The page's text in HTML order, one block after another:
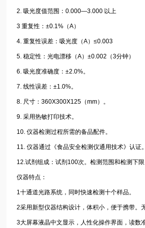
2. 吸光度值范围：0.000—3.000 以上
3 重复性：±0.1%（A）
4. 重复性误差：吸光度（A）≤0.003
5. 稳定性：光电漂移（A）±0.002（3分钟）
6. 吸光度准确度：±2.0%。
7. 线性误差：±1.0%。
8. 尺寸：360X300X125（mm）。
9. 采用热敏打印技术。
10. 仪器检测过程所需的备品配件。
11. 仪器通过《食品安全检测仪通用技术》认证。
12.试剂组成：试剂100次。检测范围和检测下限
仪器特点：
1十通道光路系统，同时快速检测十个样品。
2采用新型仪器结构设计，体积小，便于携带
3大屏幕液晶中文显示，人性化操作界面，读数